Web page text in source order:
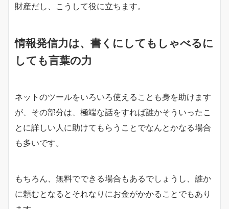
財産だし、こうして役に立ちます。
情報発信力は、書くにしてもしゃべるに
しても言葉の力
ネットのツールをいろいろ使えることも身を助けます
が、その部分は、極端な話をすれば誰かそういったこ
とに詳しい人に助けてもらうことでなんとかなる場合
も多いです。
もちろん、無料でできる場合もあるでしょうし、誰か
に頼むとなるとそれなりにお金がかかることでもあり